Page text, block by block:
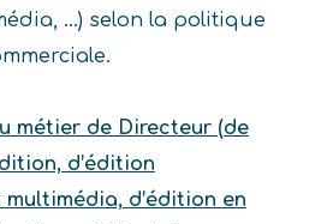
…) selon la politique
métier de Directeur (de
d’édition
d’édition en